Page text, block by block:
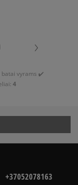
vyrams ✔️
4
+37052078163